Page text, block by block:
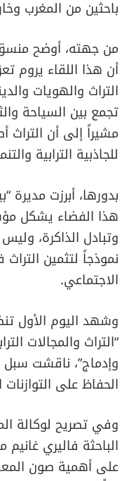
باحثين من المغرب
من جهته، أوضح منسق
أن هذا اللقاء يروم
التراث والهويات
تجمع بين السياحة
مشيراً إلى أن التراث
للجاذبية الترابية
بدورها، أبرزت مديرة
هذا الفضاء يشكل
وتبادل الذاكرة،
نموذجاً لتثمين
الاجتماعي.
وشهد اليوم الأول
“التراث والمجالات
وإدماج”، ناقشت سبل
الحفاظ على التوازنات
وفي تصريح لوكالة
الباحثة فاليري
على أهمية صون